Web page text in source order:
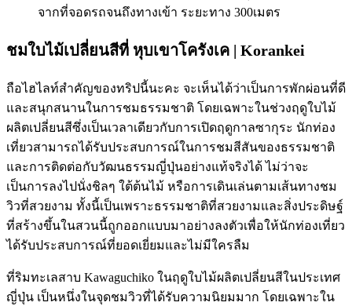
จากที่จอดรถจนถึงทางเข้า ระยะทาง 300เมตร
ชมใบไม้เปลี่ยนสีที่ หุบเขาโครังเค | Korankei
ถือไฮไลท์สำคัญของทริปนี้นะคะ จะเห็นได้ว่าเป็นการพักผ่อนที่ดี
และสนุกสนานในการชมธรรมชาติ โดยเฉพาะในช่วงฤดูใบไม้
ผลิตเปลี่ยนสีซึ่งเป็นเวลาเดียวกับการเปิดฤดูกาลซากุระ นักท่อง
เที่ยวสามารถได้รับประสบการณ์ในการชมสีสันของธรรมชาติ
และการติดต่อกับวัฒนธรรมญี่ปุ่นอย่างแท้จริงได้ ไม่ว่าจะ
เป็นการลงไปนั่งชิลๆ ใต้ต้นไม้ หรือการเดินเล่นตามเส้นทางชม
วิวที่สวยงาม ทั้งนี้เป็นเพราะธรรมชาติที่สวยงามและสิ่งประดิษฐ์
ที่สร้างขึ้นในสวนนี้ถูกออกแบบมาอย่างลงตัวเพื่อให้นักท่องเที่ยว
ได้รับประสบการณ์ที่ยอดเยี่ยมและไม่มีใครลืม
ที่ริมทะเลสาบ Kawaguchiko ในฤดูใบไม้ผลิตเปลี่ยนสีในประเทศ
ญี่ปุ่น เป็นหนึ่งในจุดชมวิวที่ได้รับความนิยมมาก โดยเฉพาะใน